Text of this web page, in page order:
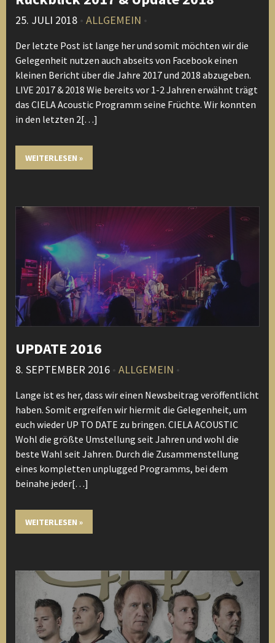
25. JULI 2018 • ALLGEMEIN •
Der letzte Post ist lange her und somit möchten wir die
Gelegenheit nutzen auch abseits von Facebook einen
kleinen Bericht über die Jahre 2017 und 2018 abzugeben.
LIVE 2017 & 2018 Wie bereits vor 1-2 Jahren erwähnt trägt
das CIELA Acoustic Programm seine Früchte. Wir konnten
in den letzten 2[…]
WEITERLESEN »
UPDATE 2016
8. SEPTEMBER 2016 • ALLGEMEIN •
Lange ist es her, dass wir einen Newsbeitrag veröffentlicht
haben. Somit ergreifen wir hiermit die Gelegenheit, um
euch wieder UP TO DATE zu bringen. CIELA ACOUSTIC
Wohl die größte Umstellung seit Jahren und wohl die
beste Wahl seit Jahren. Durch die Zusammenstellung
eines kompletten unplugged Programms, bei dem
beinahe jeder[…]
WEITERLESEN »